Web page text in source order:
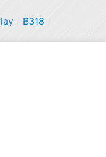
/ B318